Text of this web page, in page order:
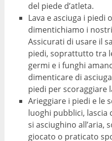
del piede d’atleta.
Lava e asciuga i piedi
dimentichiamo i
Assicurati di usare il
piedi, soprattutto tra
germi e i funghi
dimenticare di
piedi per scoraggiare
Arieggiare i piedi e le
luoghi pubblici, lascia
si asciughino all’aria,
giocato o praticato